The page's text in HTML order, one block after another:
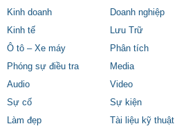
Kinh doanh
Doanh nghiệp
Kinh tế
Lưu Trữ
Ô tô – Xe máy
Phân tích
Phóng sự điều tra
Media
Audio
Video
Sự cố
Sự kiện
Làm đẹp
Tài liệu kỹ thuật